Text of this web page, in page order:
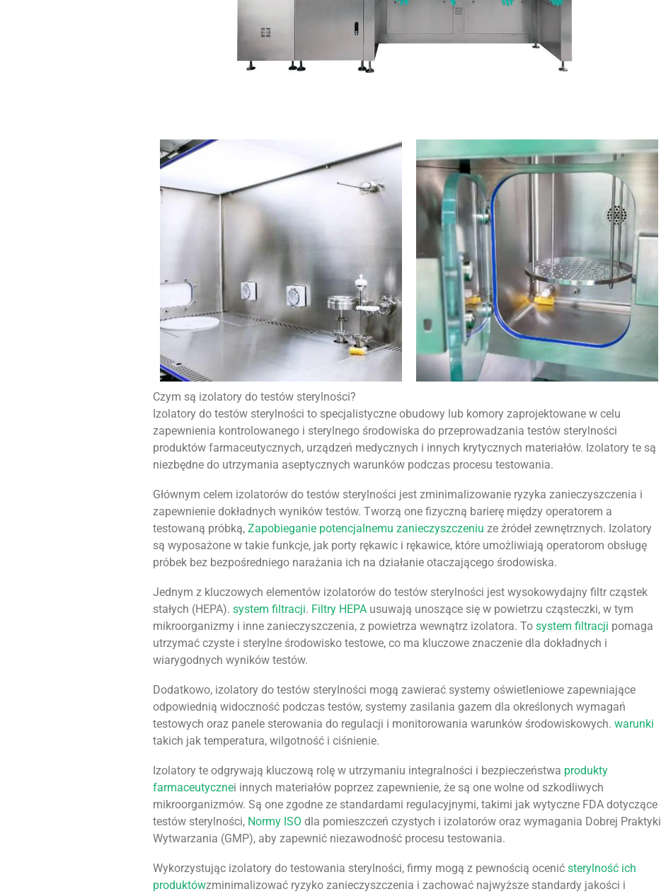
Czym są izolatory do testów sterylności?
Izolatory do testów sterylności to specjalistyczne obudowy lub komory zaprojektowane w celu
zapewnienia kontrolowanego i sterylnego środowiska do przeprowadzania testów sterylności
produktów farmaceutycznych, urządzeń medycznych i innych krytycznych materiałów. Izolatory te są
niezbędne do utrzymania aseptycznych warunków podczas procesu testowania.
Głównym celem izolatorów do testów sterylności jest zminimalizowanie ryzyka zanieczyszczenia i
zapewnienie dokładnych wyników testów. Tworzą one fizyczną barierę między operatorem a
testowaną próbką,Zapobieganie potencjalnemu zanieczyszczeniu ze źródeł zewnętrznych. Izolatory
są wyposażone w takie funkcje, jak porty rękawic i rękawice, które umożliwiają operatorom obsługę
próbek bez bezpośredniego narażania ich na działanie otaczającego środowiska.
Jednym z kluczowych elementów izolatorów do testów sterylności jest wysokowydajny filtr cząstek
stałych (HEPA).system filtracji. Filtry HEPA usuwają unoszące się w powietrzu cząsteczki, w tym
mikroorganizmy i inne zanieczyszczenia, z powietrza wewnątrz izolatora. Tosystem filtracji pomaga
utrzymać czyste i sterylne środowisko testowe, co ma kluczowe znaczenie dla dokładnych i
wiarygodnych wyników testów.
Dodatkowo, izolatory do testów sterylności mogą zawierać systemy oświetleniowe zapewniające
odpowiednią widoczność podczas testów, systemy zasilania gazem dla określonych wymagań
testowych oraz panele sterowania do regulacji i monitorowania warunków środowiskowych.warunki
takich jak temperatura, wilgotność i ciśnienie.
Izolatory te odgrywają kluczową rolę w utrzymaniu integralności i bezpieczeństwa produkty
farmaceutycznei innych materiałów poprzez zapewnienie, że są one wolne od szkodliwych
mikroorganizmów. Są one zgodne ze standardami regulacyjnymi, takimi jak wytyczne FDA dotyczące
testów sterylności, Normy ISO dla pomieszczeń czystych i izolatorów oraz wymagania Dobrej Praktyki
Wytwarzania (GMP), aby zapewnić niezawodność procesu testowania.
Wykorzystując izolatory do testowania sterylności, firmy mogą z pewnością ocenićsterylność ich
produktówzminimalizować ryzyko zanieczyszczenia i zachować najwyższe standardy jakości i